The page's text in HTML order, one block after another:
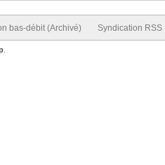
bas-débit (Archivé) Syndication RSS